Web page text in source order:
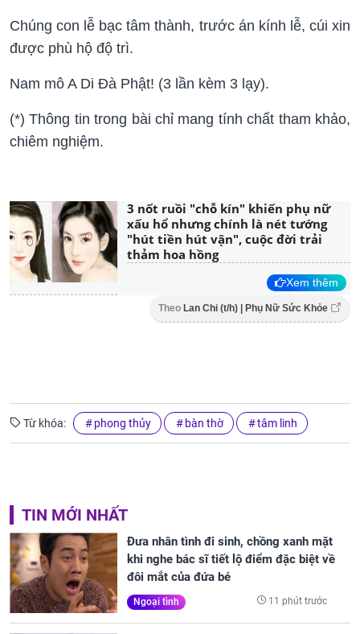
Chúng con lễ bạc tâm thành, trước án kính lễ, cúi xin
được phù hộ độ trì.
Nam mô A Di Đà Phật! (3 lần kèm 3 lạy).
(*) Thông tin trong bài chỉ mang tính chất tham khảo,
chiêm nghiệm.
3 nốt ruồi "chỗ kín" khiến phụ nữ
xấu hổ nhưng chính là nét tướng
"hút tiền hút vận", cuộc đời trải
thảm hoa hồng
Xem thêm
Theo Lan Chi (t/h) | Phụ Nữ Sức Khỏe
Từ khóa: phong thủy bàn thờ tâm linh
TIN MỚI NHẤT
Đưa nhân tình đi sinh, chồng xanh mặt
khi nghe bác sĩ tiết lộ điểm đặc biệt về
đôi mắt của đứa bé
Ngoại tình 11 phút trước